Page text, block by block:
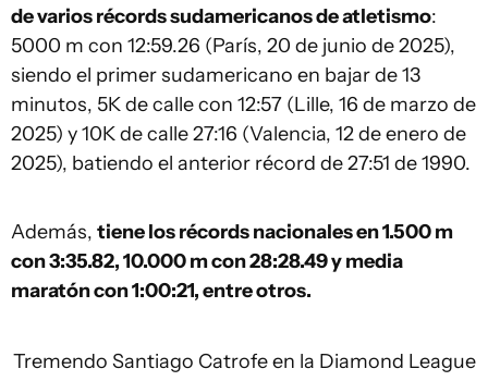
de varios récords sudamericanos de atletismo:
5000 m con 12:59.26 (París, 20 de junio de 2025),
siendo el primer sudamericano en bajar de 13
minutos, 5K de calle con 12:57 (Lille, 16 de marzo de
2025) y 10K de calle 27:16 (Valencia, 12 de enero de
2025), batiendo el anterior récord de 27:51 de 1990.
Además, tiene los récords nacionales en 1.500 m
con 3:35.82, 10.000 m con 28:28.49 y media
maratón con 1:00:21, entre otros.
Tremendo Santiago Catrofe en la Diamond League